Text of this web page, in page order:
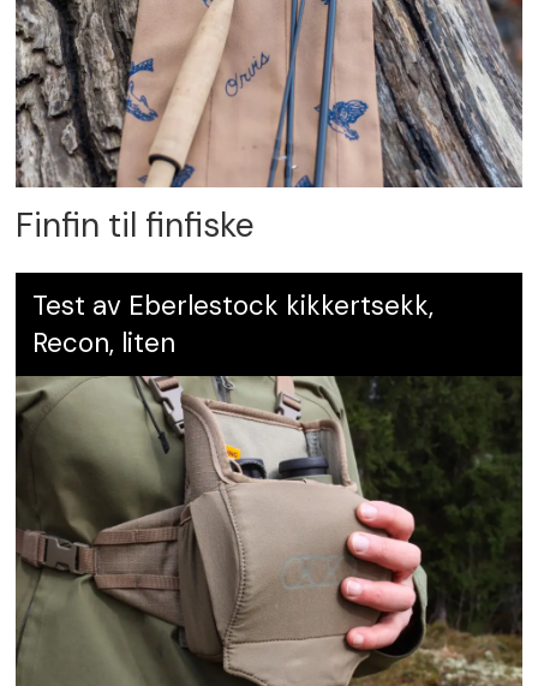
Pris:Kr 8390,-
Leverandør:Nordskog AS, nordskog.com
Karakter: 4
Finfin til finfiske
Test av Eberlestock kikkertsekk,
Recon, liten